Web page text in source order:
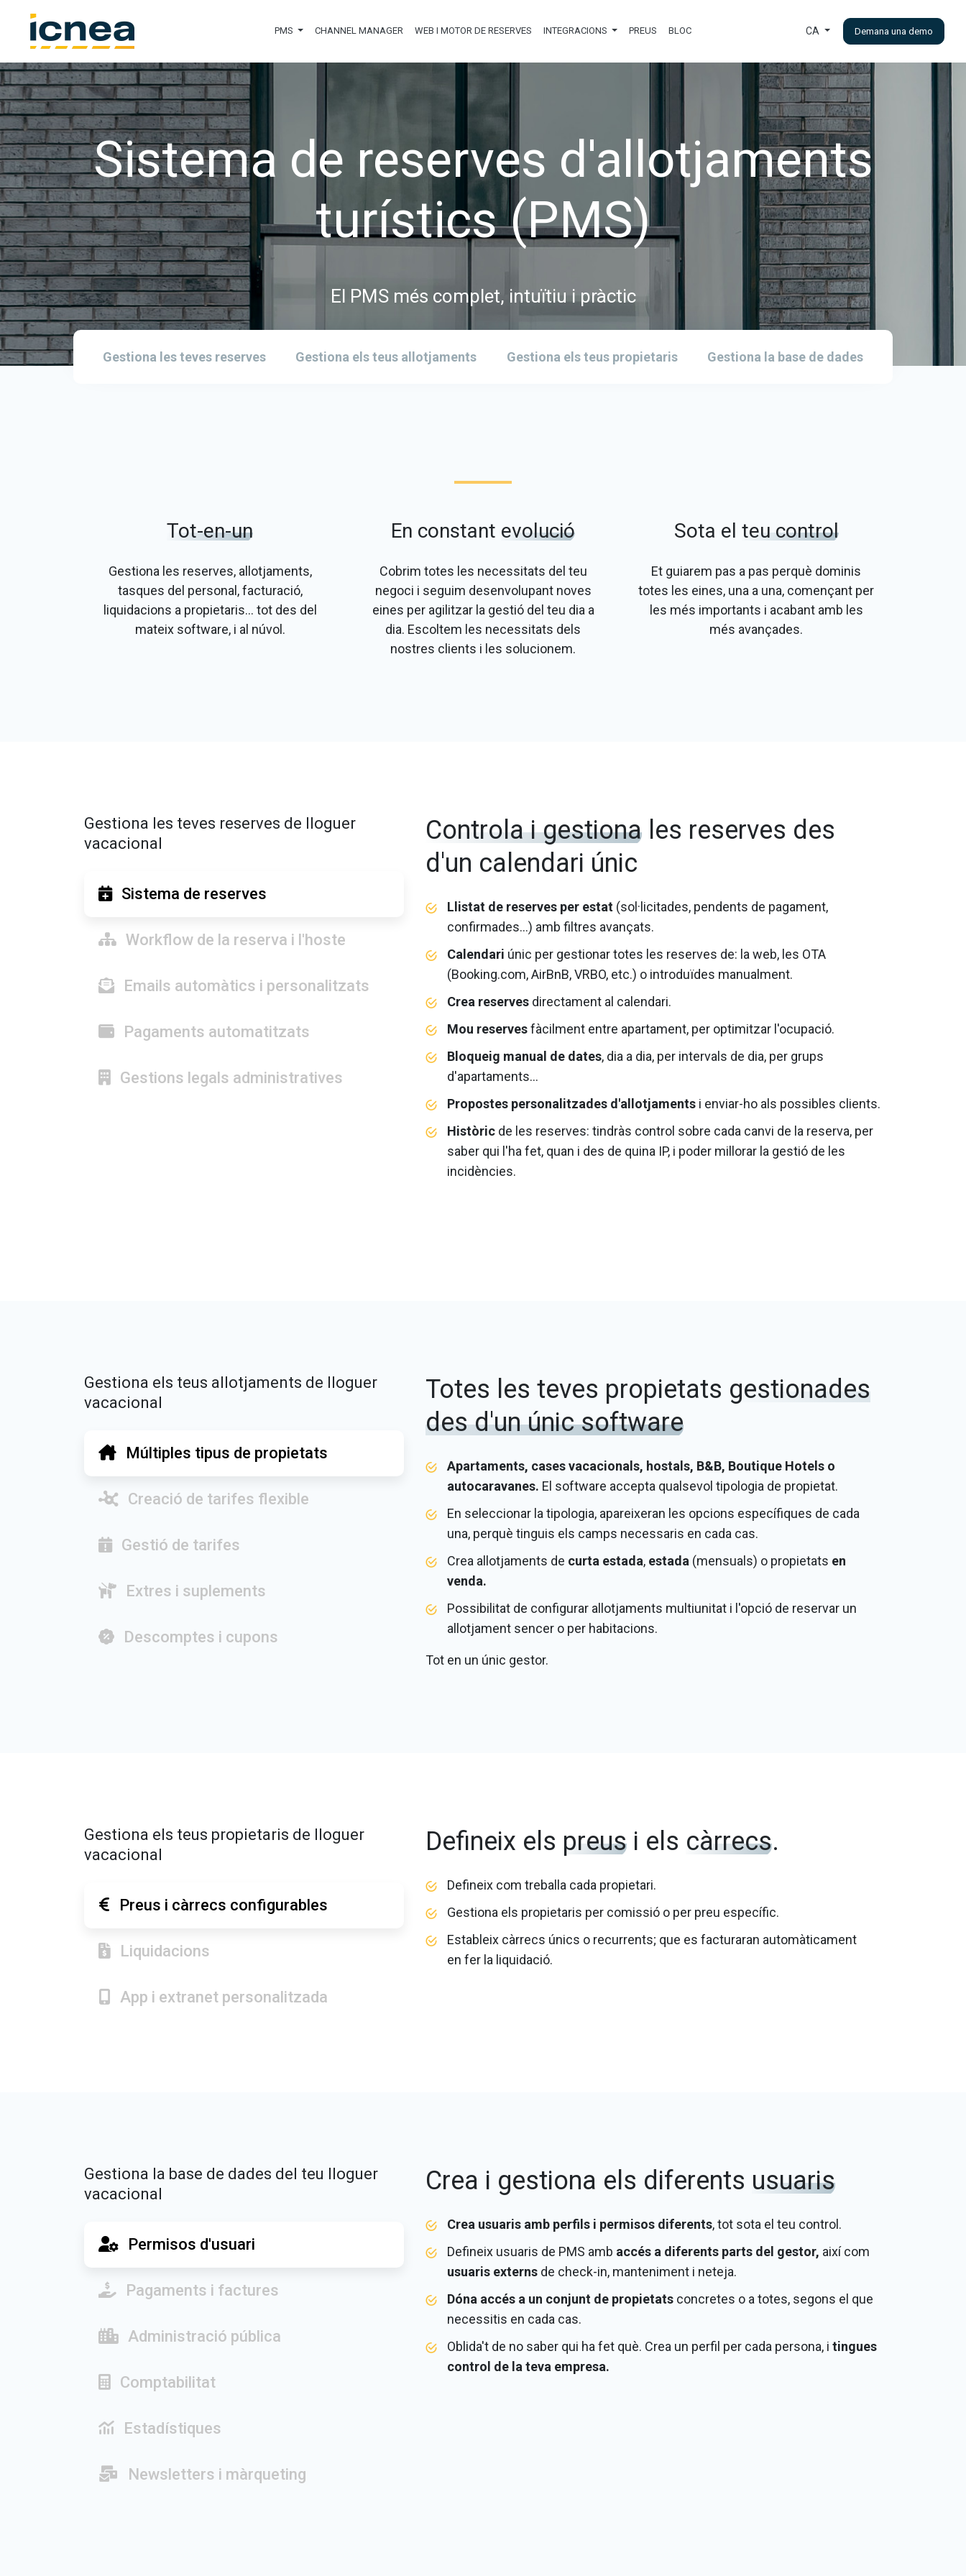
PMS CHANNEL MANAGER WEB I MOTOR DE RESERVES INTEGRACIONS PREUS BLOC CA Demana una demo
Sistema de reserves d'allotjaments
turístics (PMS)
El PMS més complet, intuïtiu i pràctic
Gestiona les teves reserves Gestiona els teus allotjaments Gestiona els teus propietaris Gestiona la base de dades
Tot-en-un
Gestiona les reserves, allotjaments,
tasques del personal, facturació,
liquidacions a propietaris... tot des del
mateix software, i al núvol.
En constant evolució
Cobrim totes les necessitats del teu
negoci i seguim desenvolupant noves
eines per agilitzar la gestió del teu dia a
dia. Escoltem les necessitats dels
nostres clients i les solucionem.
Sota el teu control
Et guiarem pas a pas perquè dominis
totes les eines, una a una, començant per
les més importants i acabant amb les
més avançades.
Gestiona les teves reserves de lloguer
vacacional
Sistema de reserves
Workflow de la reserva i l'hoste
Emails automàtics i personalitzats
Pagaments automatitzats
Gestions legals administratives
Controla i gestiona les reserves des
d'un calendari únic
Llistat de reserves per estat (sol·licitades, pendents de pagament,
confirmades...) amb filtres avançats.
Calendari únic per gestionar totes les reserves de: la web, les OTA
(Booking.com, AirBnB, VRBO, etc.) o introduïdes manualment.
Crea reserves directament al calendari.
Mou reservesfàcilment entre apartament, per optimitzar l'ocupació.
Bloqueig manual de dates, dia a dia, per intervals de dia, per grups
d'apartaments...
Propostes personalitzades d'allotjaments i enviar-ho als possibles clients.
Històric de les reserves: tindràs control sobre cada canvi de la reserva, per
saber qui l'ha fet, quan i des de quina IP, i poder millorar la gestió de les
incidències.
Gestiona els teus allotjaments de lloguer
vacacional
Múltiples tipus de propietats
Creació de tarifes flexible
Gestió de tarifes
Extres i suplements
Descomptes i cupons
Totes les teves propietats gestionades
des d'un únic software
Apartaments, cases vacacionals, hostals, B&B, Boutique Hotels o
autocaravanes. El software accepta qualsevol tipologia de propietat.​
En seleccionar la tipologia, apareixeran les opcions específiques de cada
una, perquè tinguis els camps necessaris en cada cas.
Crea allotjaments de curta estada, estada (mensuals) o propietats en
venda.
Possibilitat de configurar allotjaments multiunitat i l'opció de reservar un
allotjament sencer o per habitacions.
Tot en un únic gestor.
Gestiona els teus propietaris de lloguer
vacacional
Preus i càrrecs configurables
Liquidacions
App i extranet personalitzada
Defineix els preus i els càrrecs.
Defineix com treballa cada propietari.
Gestiona els propietaris per comissió o per preu específic.
Estableix càrrecs únics o recurrents; que es facturaran automàticament
en fer la liquidació.
Gestiona la base de dades del teu lloguer
vacacional
Permisos d'usuari
Pagaments i factures
Administració pública
Comptabilitat
Estadístiques
Newsletters i màrqueting
Crea i gestiona els diferents usuaris
Crea usuaris amb perfils i permisos diferents, tot sota el teu control.
Defineix usuaris de PMS amb accés a diferents parts del gestor, així com
usuaris externs de check-in, manteniment i neteja.
Dóna accés a un conjunt de propietats concretes o a totes, segons el que
necessitis en cada cas.
Oblida't de no saber qui ha fet què. Crea un perfil per cada persona, i tingues
control de la teva empresa.